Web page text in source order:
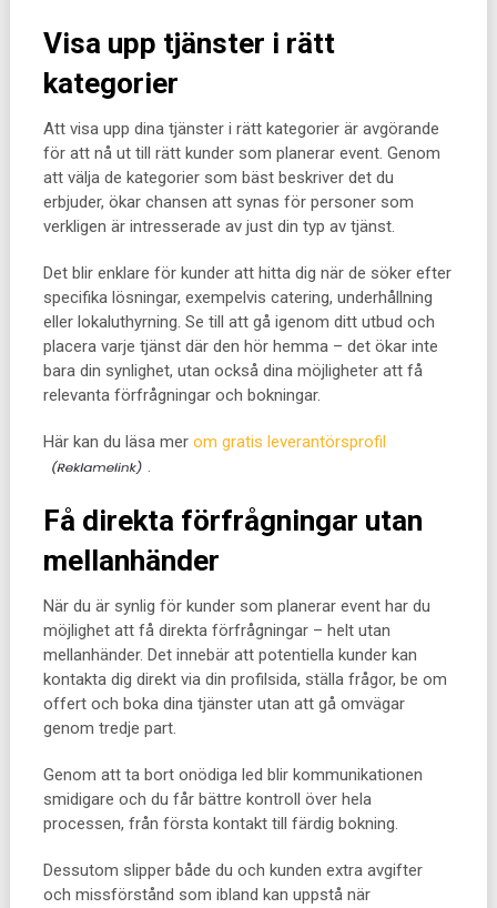
Visa upp tjänster i rätt
kategorier
Att visa upp dina tjänster i rätt kategorier är avgörande
för att nå ut till rätt kunder som planerar event. Genom
att välja de kategorier som bäst beskriver det du
erbjuder, ökar chansen att synas för personer som
verkligen är intresserade av just din typ av tjänst.
Det blir enklare för kunder att hitta dig när de söker efter
specifika lösningar, exempelvis catering, underhållning
eller lokaluthyrning. Se till att gå igenom ditt utbud och
placera varje tjänst där den hör hemma – det ökar inte
bara din synlighet, utan också dina möjligheter att få
relevanta förfrågningar och bokningar.
Här kan du läsa mer om gratis leverantörsprofil
.
Få direkta förfrågningar utan
mellanhänder
När du är synlig för kunder som planerar event har du
möjlighet att få direkta förfrågningar – helt utan
mellanhänder. Det innebär att potentiella kunder kan
kontakta dig direkt via din profilsida, ställa frågor, be om
offert och boka dina tjänster utan att gå omvägar
genom tredje part.
Genom att ta bort onödiga led blir kommunikationen
smidigare och du får bättre kontroll över hela
processen, från första kontakt till färdig bokning.
Dessutom slipper både du och kunden extra avgifter
och missförstånd som ibland kan uppstå när